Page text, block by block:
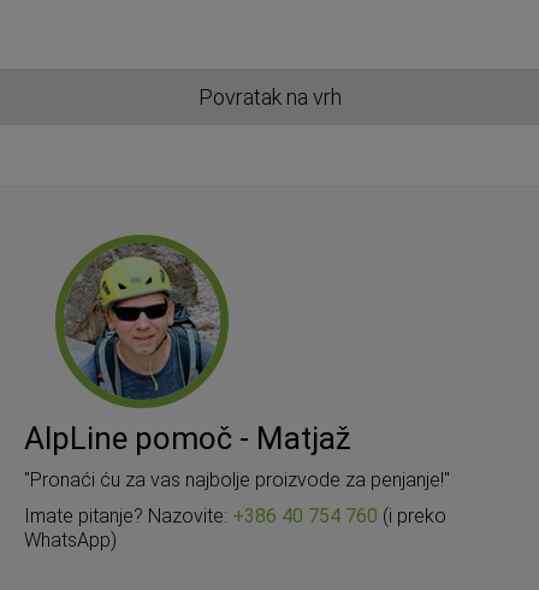
Povratak na vrh
AlpLine pomoč - Matjaž
"Pronaći ću za vas najbolje proizvode za penjanje!"
Imate pitanje? Nazovite: +386 40 754 760 (i preko
WhatsApp)